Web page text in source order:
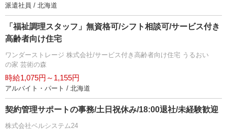
派遣社員 / 北海道
「福祉調理スタッフ」無資格可/シフト相談可/サービス付き
高齢者向け住宅
ワンダーストレージ 株式会社/サービス付き高齢者向け住宅 うるおい
の家 芸術の森
時給1,075円～1,155円
アルバイト・パート / 北海道
契約管理サポートの事務/土日祝休み/18:00退社/未経験歓迎
株式会社ベルシステム24